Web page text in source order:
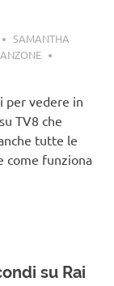
SAMANTHA
per vedere in
TV8 che
tutte le
come funziona
su Rai